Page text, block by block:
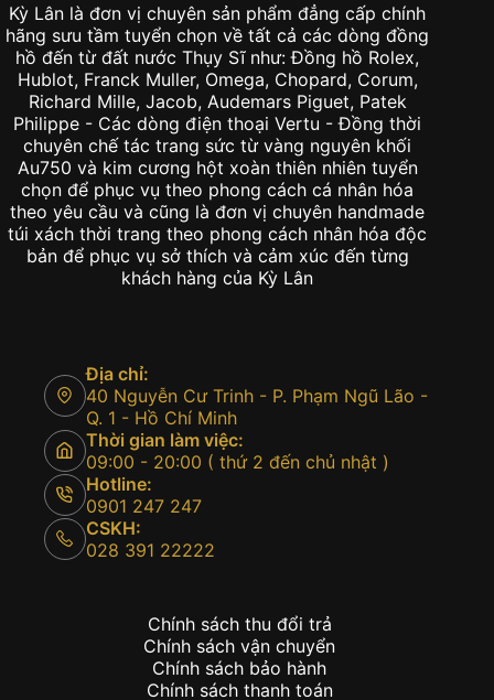
Kỳ Lân là đơn vị chuyên sản phẩm đẳng cấp chính
hãng sưu tầm tuyển chọn về tất cả các dòng đồng
hồ đến từ đất nước Thụy Sĩ như: Đồng hồ Rolex,
Hublot, Franck Muller, Omega, Chopard, Corum,
Richard Mille, Jacob, Audemars Piguet, Patek
Philippe - Các dòng điện thoại Vertu - Đồng thời
chuyên chế tác trang sức từ vàng nguyên khối
Au750 và kim cương hột xoàn thiên nhiên tuyển
chọn để phục vụ theo phong cách cá nhân hóa
theo yêu cầu và cũng là đơn vị chuyên handmade
túi xách thời trang theo phong cách nhân hóa độc
bản để phục vụ sở thích và cảm xúc đến từng
khách hàng của Kỳ Lân
Địa chỉ:
40 Nguyễn Cư Trinh - P. Phạm Ngũ Lão -
Q. 1 - Hồ Chí Minh
Thời gian làm việc:
09:00 - 20:00 ( thứ 2 đến chủ nhật )
Hotline:
0901 247 247
CSKH:
028 391 22222
Chính sách thu đổi trả
Chính sách vận chuyển
Chính sách bảo hành
Chính sách thanh toán